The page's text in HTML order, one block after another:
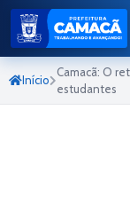
Início
Camacã: O
estudantes